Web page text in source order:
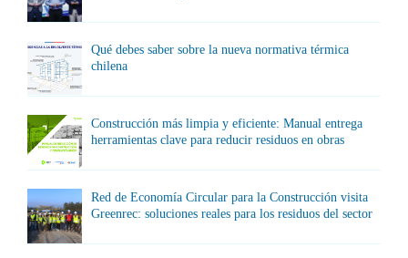
Qué debes saber sobre la nueva normativa térmica
chilena
Construcción más limpia y eficiente: Manual entrega
herramientas clave para reducir residuos en obras
Red de Economía Circular para la Construcción visita
Greenrec: soluciones reales para los residuos del sector